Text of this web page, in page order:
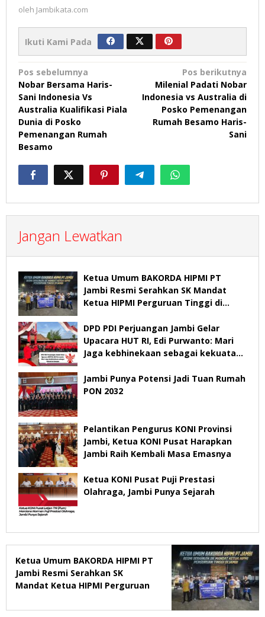
oleh Jambikata.com
Ikuti Kami Pada
Navigasi
pos
Pos sebelumnya
Nobar Bersama Haris-
Sani Indonesia Vs
Australia Kualifikasi Piala
Dunia di Posko
Pemenangan Rumah
Besamo
Pos berikutnya
Milenial Padati Nobar
Indonesia vs Australia di
Posko Pemenangan
Rumah Besamo Haris-
Sani
Jangan Lewatkan
Ketua Umum BAKORDA HIPMI PT
Jambi Resmi Serahkan SK Mandat
Ketua HIPMI Perguruan Tinggi di
DPD PDI Perjuangan Jambi Gelar
Upacara HUT RI, Edi Purwanto: Mari
Jaga kebhinekaan sebagai kekuatan
Jambi Punya Potensi Jadi Tuan Rumah
PON 2032
Pelantikan Pengurus KONI Provinsi
Jambi, Ketua KONI Pusat Harapkan
Jambi Raih Kembali Masa Emasnya
Ketua KONI Pusat Puji Prestasi
Olahraga, Jambi Punya Sejarah
Ketua Umum BAKORDA HIPMI PT
Jambi Resmi Serahkan SK
Mandat Ketua HIPMI Perguruan